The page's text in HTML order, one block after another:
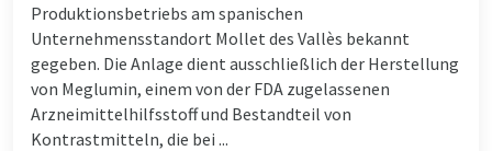
Produktionsbetriebs am spanischen
Unternehmensstandort Mollet des Vallès bekannt
gegeben. Die Anlage dient ausschließlich der Herstellung
von Meglumin, einem von der FDA zugelassenen
Arzneimittelhilfsstoff und Bestandteil von
Kontrastmitteln, die bei ...